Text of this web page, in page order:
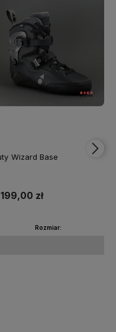
Wizard Base
zł
Rozmiar: